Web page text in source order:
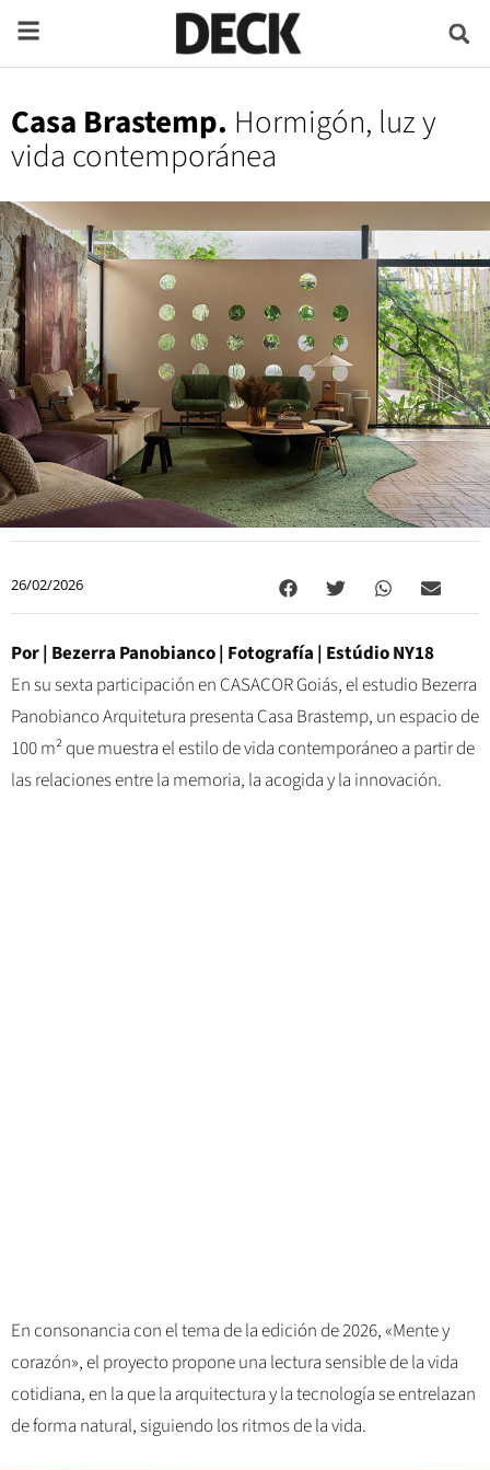
Casa Brastemp. Hormigón, luz y
vida contemporánea
26/02/2026
Por | Bezerra Panobianco| Fotografía | Estúdio NY18
En su sexta participación en CASACOR Goiás, el estudio Bezerra
Panobianco Arquitetura presenta Casa Brastemp, un espacio de
100 m² que muestra el estilo de vida contemporáneo a partir de
las relaciones entre la memoria, la acogida y la innovación.
En consonancia con el tema de la edición de 2026, «Mente y
corazón», el proyecto propone una lectura sensible de la vida
cotidiana, en la que la arquitectura y la tecnología se entrelazan
de forma natural, siguiendo los ritmos de la vida.